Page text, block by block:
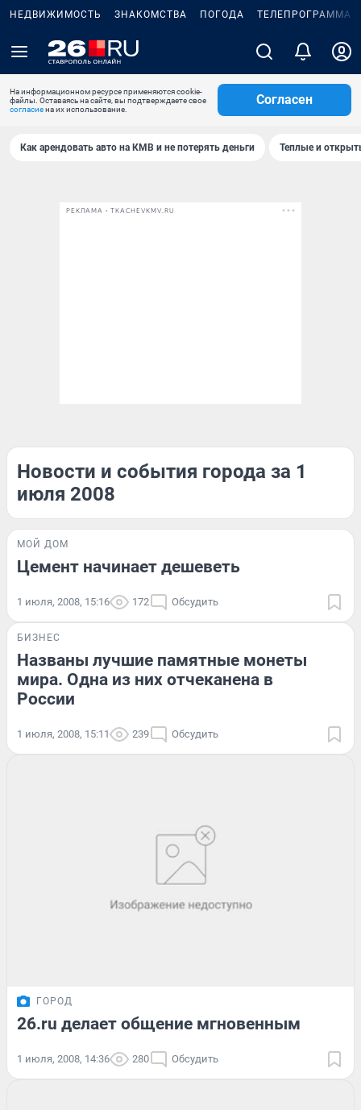
НЕДВИЖИМОСТЬ ЗНАКОМСТВА ПОГОДА ТЕЛЕПРОГРАММА
На информационном ресурсе применяются cookie-
файлы. Оставаясь на сайте, вы подтверждаете свое
согласиена их использование.
Согласен
Как арендовать авто на КМВ и не потерять деньги Теплые и
РЕКЛАМА • TKACHEVKMV.RU
Новости и события города за 1
июля 2008
МОЙ ДОМ
Цемент начинает дешеветь
1 июля, 2008, 15:16 172 Обсудить
БИЗНЕС
Названы лучшие памятные монеты
мира. Одна из них отчеканена в
России
1 июля, 2008, 15:11 239 Обсудить
ГОРОД
26.ru делает общение мгновенным
1 июля, 2008, 14:36 280 Обсудить